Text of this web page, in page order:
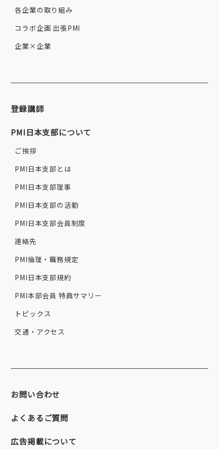
各企業の取り組み
コラボ企画 出張PMI
企業×企業
登録講師
PMI日本支部について
ご挨拶
PMI日本支部とは
PMI日本支部理事
PMI日本支部の活動
PMI日本支部会員制度
連絡先
PMI倫理・職務規定
PMI日本支部規約
PMI本部会員 特典サマリー
トピックス
交通・アクセス
お問い合わせ
よくあるご質問
広告掲載について